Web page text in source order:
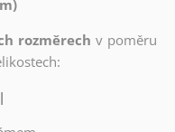
rozměrech v poměru